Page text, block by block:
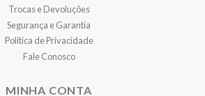
Trocas e Devoluções
Segurança e Garantia
Política de Privacidade
Fale Conosco
MINHA CONTA